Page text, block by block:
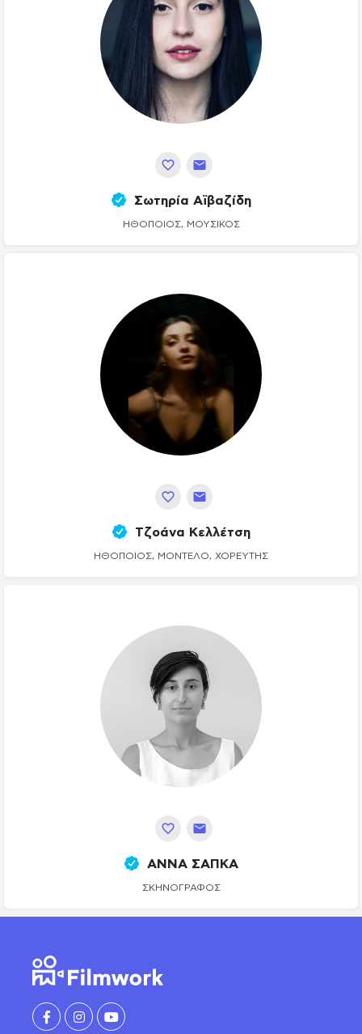
Σωτηρία Αϊβαζίδη
ΗΘΟΠΟΙΌΣ, ΜΟΥΣΙΚΌΣ
Τζοάνα Κελλέτση
ΗΘΟΠΟΙΌΣ, ΜΟΝΤΈΛΟ, ΧΟΡΕΥΤΉΣ
ΑΝΝΑ ΣΑΠΚΑ
ΣΚΗΝΟΓΡΆΦΟΣ